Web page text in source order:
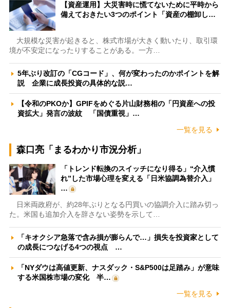
【資産運用】大災害時に慌てないために平時から
備えておきたい3つのポイント「資産の棚卸し…
大規模な災害が起きると、株式市場が大きく動いたり、取引環
境が不安定になったりすることがある。一方…
5年ぶり改訂の「CGコード」、何が変わったのかポイントを解
説 企業に成長投資の具体的な説…
【令和のPKOか】GPIFをめぐる片山財務相の「円資産への投
資拡大」発言の波紋 「国債重視」…
一覧を見る
森口亮「まるわかり市況分析」
「トレンド転換のスイッチになり得る」“介入慣
れ”した市場心理を変える「日米協調為替介入」
…
日米両政府が、約28年ぶりとなる円買いの協調介入に踏み切っ
た。米国も追加介入を辞さない姿勢を示して…
「キオクシア急落で含み損が膨らんで…」損失を投資家として
の成長につなげる4つの視点 …
「NYダウは高値更新、ナスダック・S&P500は足踏み」が意味
する米国株市場の変化 半…
一覧を見る